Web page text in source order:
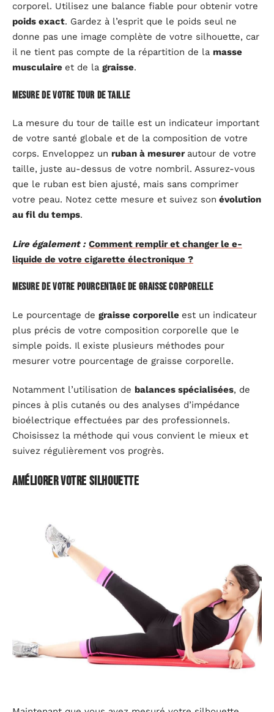
corporel. Utilisez une balance fiable pour obtenir votre
poids exact. Gardez à l’esprit que le poids seul ne
donne pas une image complète de votre silhouette, car
il ne tient pas compte de la répartition de la masse
musculaire et de la graisse.
Mesure de votre tour de taille
La mesure du tour de taille est un indicateur important
de votre santé globale et de la composition de votre
corps. Enveloppez un ruban à mesurer autour de votre
taille, juste au-dessus de votre nombril. Assurez-vous
que le ruban est bien ajusté, mais sans comprimer
votre peau. Notez cette mesure et suivez son évolution
au fil du temps.
Lire également : Comment remplir et changer le e-
liquide de votre cigarette électronique ?
Mesure de votre pourcentage de graisse corporelle
Le pourcentage de graisse corporelle est un indicateur
plus précis de votre composition corporelle que le
simple poids. Il existe plusieurs méthodes pour
mesurer votre pourcentage de graisse corporelle.
Notamment l’utilisation de balances spécialisées, de
pinces à plis cutanés ou des analyses d’impédance
bioélectrique effectuées par des professionnels.
Choisissez la méthode qui vous convient le mieux et
suivez régulièrement vos progrès.
Améliorer votre silhouette